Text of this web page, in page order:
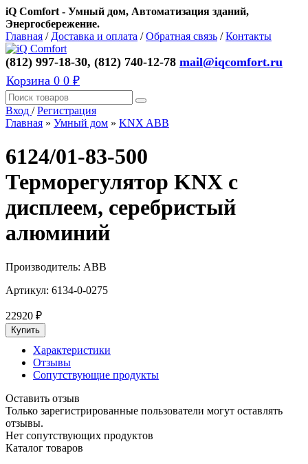
iQ Comfort - Умный дом, Автоматизация зданий,
Энергосбережение.
Главная / Доставка и оплата /Обратная связь /Контакты
(812) 997-18-30, (812) 740-12-78 mail@iqcomfort.ru
Корзина 0 0 ₽
Вход /Регистрация
Главная » Умный дом » KNX ABB
6124/01-83-500
Терморегулятор KNX с
дисплеем, серебристый
алюминий
Производитель: ABB
Артикул: 6134-0-0275
22920 ₽
Характеристики
Отзывы
Сопутствующие продукты
Оставить отзыв
Только зарегистрированные пользователи могут оставлять
отзывы.
Нет сопутствующих продуктов
Каталог товаров